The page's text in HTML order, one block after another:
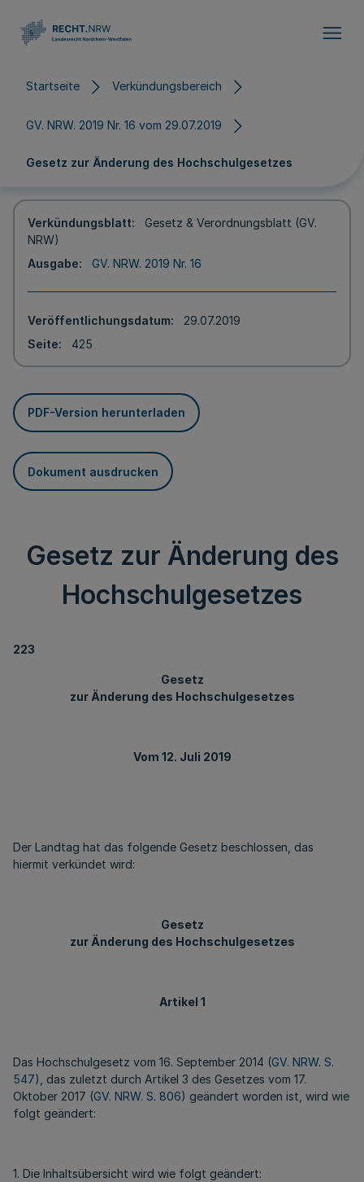
Startseite Verkündungsbereich
GV. NRW. 2019 Nr. 16 vom 29.07.2019
Gesetz zur Änderung des Hochschulgesetzes
Verkündungsblatt
Gesetz & Verordnungsblatt (GV.
NRW)
Ausgabe
GV. NRW. 2019 Nr. 16
Veröffentlichungsdatum
29.07.2019
Seite
425
PDF-Version herunterladen
Dokument ausdrucken
Gesetz zur Änderung des
Hochschulgesetzes
223
Gesetz
zur Änderung des Hochschulgesetzes
Vom 12. Juli 2019
Der Landtag hat das folgende Gesetz beschlossen, das
hiermit verkündet wird:
Gesetz
zur Änderung des Hochschulgesetzes
Artikel 1
Das Hochschulgesetz vom 16. September 2014 (GV. NRW. S.
547), das zuletzt durch Artikel 3 des Gesetzes vom 17.
Oktober 2017 (GV. NRW. S. 806) geändert worden ist, wird wie
folgt geändert:
1. Die Inhaltsübersicht wird wie folgt geändert: